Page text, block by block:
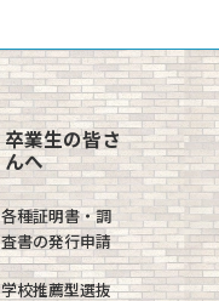
卒業生の皆さ
んへ
各種証明書・調
査書の発行申請
学校推薦型選抜